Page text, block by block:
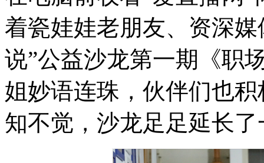
着瓷娃娃老朋友、资深
说”公益沙龙第一期《职
姐妙语连珠，伙伴们也
知不觉，沙龙足足延长